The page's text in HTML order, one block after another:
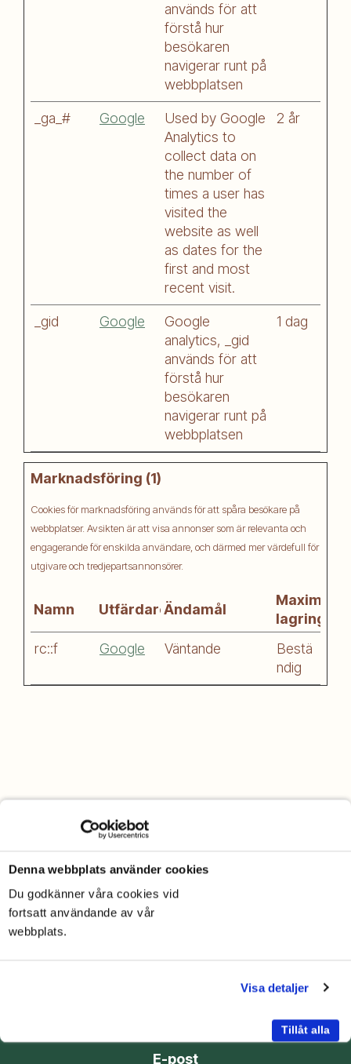
Denna webbplats använder cookies
Du godkänner våra cookies vid
fortsatt användande av vår
webbplats.
Visa detaljer
Tillåt alla
används för att
förstå hur
besökaren
navigerar runt på
webbplatsen
_ga_# Google
Used by Google
Analytics to
collect data on
the number of
times a user has
visited the
website as well
as dates for the
first and most
recent visit.
2 år
_gid Google
Google
analytics, _gid
används för att
förstå hur
besökaren
navigerar runt på
webbplatsen
1 dag
Marknadsföring (1)
Cookies för marknadsföring används för att spåra besökare på
webbplatser. Avsikten är att visa annonser som är relevanta och
engagerande för enskilda användare, och därmed mer värdefull för
utgivare och tredjepartsannonsörer.
Namn UtfärdareÄndamål
Maximal
rc::f
Google Väntande
Bestä
ndig
E-post